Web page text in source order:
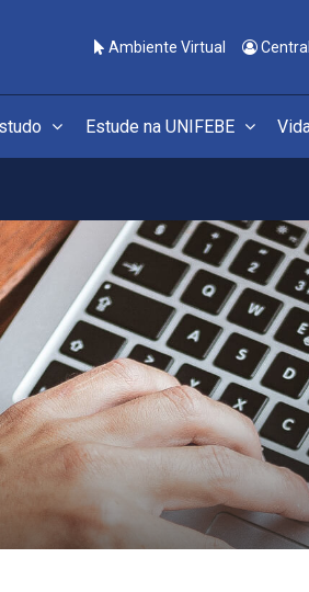
Ambiente Virtual
Estude na UNIFEBE
extensão